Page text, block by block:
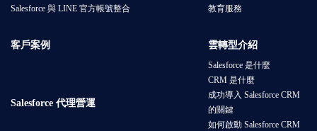
Salesforce 與 LINE 官方帳號整合
教育服務
客戶案例
Salesforce 代理營運
雲轉型介紹
Salesforce 是什麼
CRM 是什麼
成功導入 Salesforce CRM
的關鍵
如何啟動 Salesforce CRM